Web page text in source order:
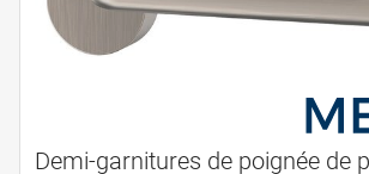
Demi-garnitures de poignée de